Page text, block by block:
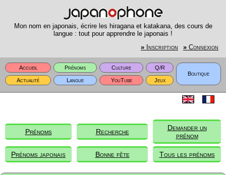
Mon nom en japonais, écrire les hiragana et katakana, des cours de
langue : tout pour apprendre le japonais !
» Inscription » Connexion
Accueil Prénoms Culture
Q/R
Boutique
Actualité
Langue YouTube Jeux
Prénoms Recherche
Demander un
prénom
Prénoms japonais Bonne fête Tous les prénoms